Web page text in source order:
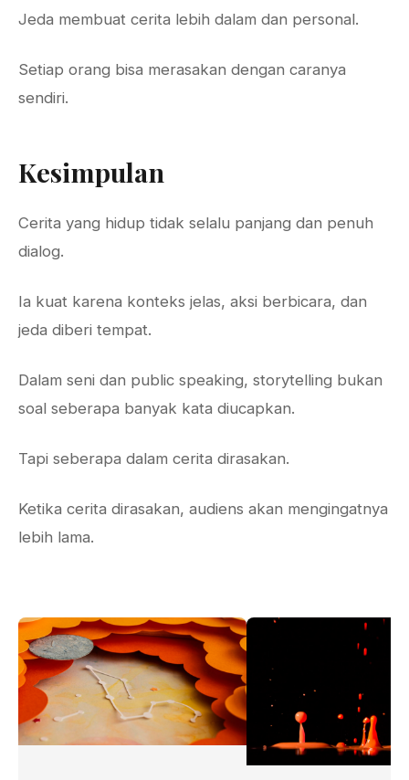
Jeda membuat cerita lebih dalam dan personal.
Setiap orang bisa merasakan dengan caranya
sendiri.
Kesimpulan
Cerita yang hidup tidak selalu panjang dan penuh
dialog.
Ia kuat karena konteks jelas, aksi berbicara, dan
jeda diberi tempat.
Dalam seni dan public speaking, storytelling bukan
soal seberapa banyak kata diucapkan.
Tapi seberapa dalam cerita dirasakan.
Ketika cerita dirasakan, audiens akan mengingatnya
lebih lama.